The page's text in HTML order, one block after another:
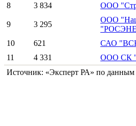
8
3 834 ООО
9 3 295
ООО
10 621 САО
11
4 331 ООО СК
Источник: «Эксперт РА» по